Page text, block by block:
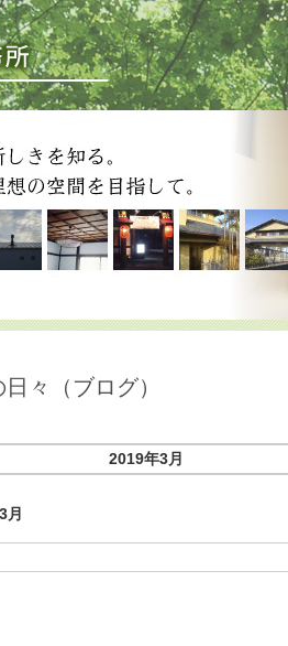
々（ブログ）
2019年3月
月